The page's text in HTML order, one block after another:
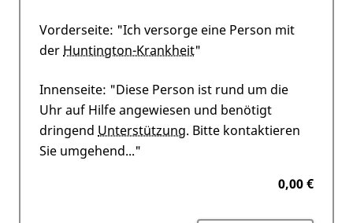
Vorderseite: "Ich versorge eine Person mit
der Huntington-Krankheit"
Innenseite: "Diese Person ist rund um die
Uhr auf Hilfe angewiesen und benötigt
dringend Unterstützung. Bitte kontaktieren
Sie umgehend..."
0,00 €